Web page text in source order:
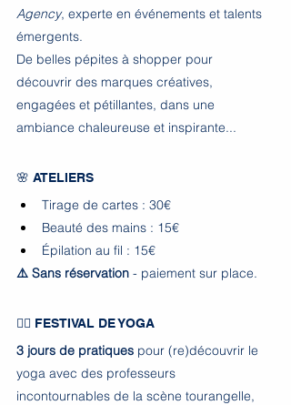
Agency, experte en événements et talents
émergents.
De belles pépites à shopper pour
découvrir des marques créatives,
engagées et pétillantes, dans une
ambiance chaleureuse et inspirante...
🌸 ATELIERS
Tirage de cartes : 30€
Beauté des mains : 15€
Épilation au fil : 15€
⚠️ Sans réservation - paiement sur place.
🧘‍♀️ FESTIVAL DE YOGA
3 jours de pratiques pour (re)découvrir le
yoga avec des professeurs
incontournables de la scène tourangelle,